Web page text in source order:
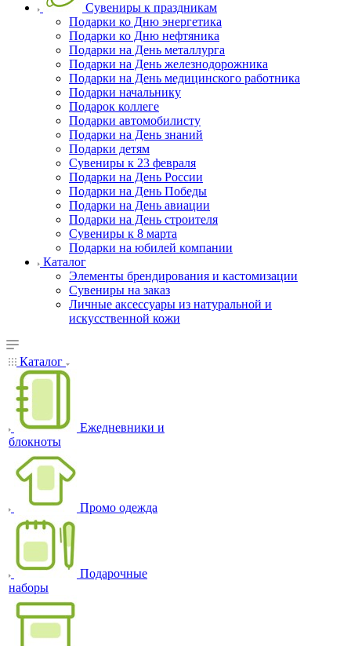
Сувениры к праздникам
Подарки ко Дню энергетика
Подарки ко Дню нефтяника
Подарки на День металлурга
Подарки на День железнодорожника
Подарки на День медицинского работника
Подарки начальнику
Подарок коллеге
Подарки автомобилисту
Подарки на День знаний
Подарки детям
Сувениры к 23 февраля
Подарки на День России
Подарки на День Победы
Подарки на День авиации
Подарки на День строителя
Сувениры к 8 марта
Подарки на юбилей компании
Каталог
Элементы брендирования и кастомизации
Сувениры на заказ
Личные аксессуары из натуральной и
искусственной кожи
Каталог
Ежедневники и
блокноты
Промо одежда
Подарочные
наборы